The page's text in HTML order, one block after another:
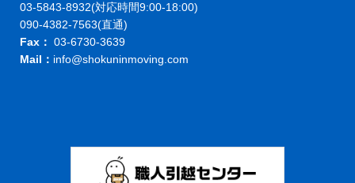
03-5843-8932(対応時間9:00-18:00)
090-4382-7563(直通)
Fax： 03-6730-3639
Mail： info@shokuninmoving.com